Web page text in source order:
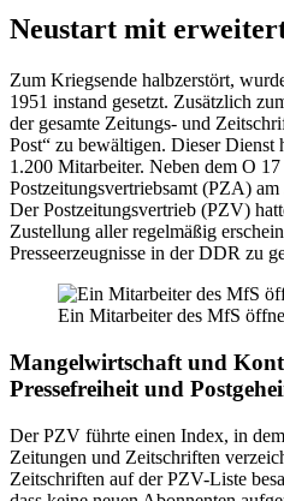
Neustart mit
Zum Kriegsende halbzerstört,
1951 instand gesetzt. Zusätzlich
der gesamte Zeitungs- und
Post“ zu bewältigen. Dieser Dienst
1.200 Mitarbeiter. Neben dem O
Postzeitungsvertriebsamt (PZA)
Der Postzeitungsvertrieb (PZV)
Zustellung aller regelmäßig
Presse­erzeugnisse in der DDR zu
Ein Mitarbeiter des MfS
Mangelwirtschaft und
Pressefreiheit und
Der PZV führte einen Index, in
Zeitungen und Zeitschriften
Zeitschriften auf der PZV-Liste